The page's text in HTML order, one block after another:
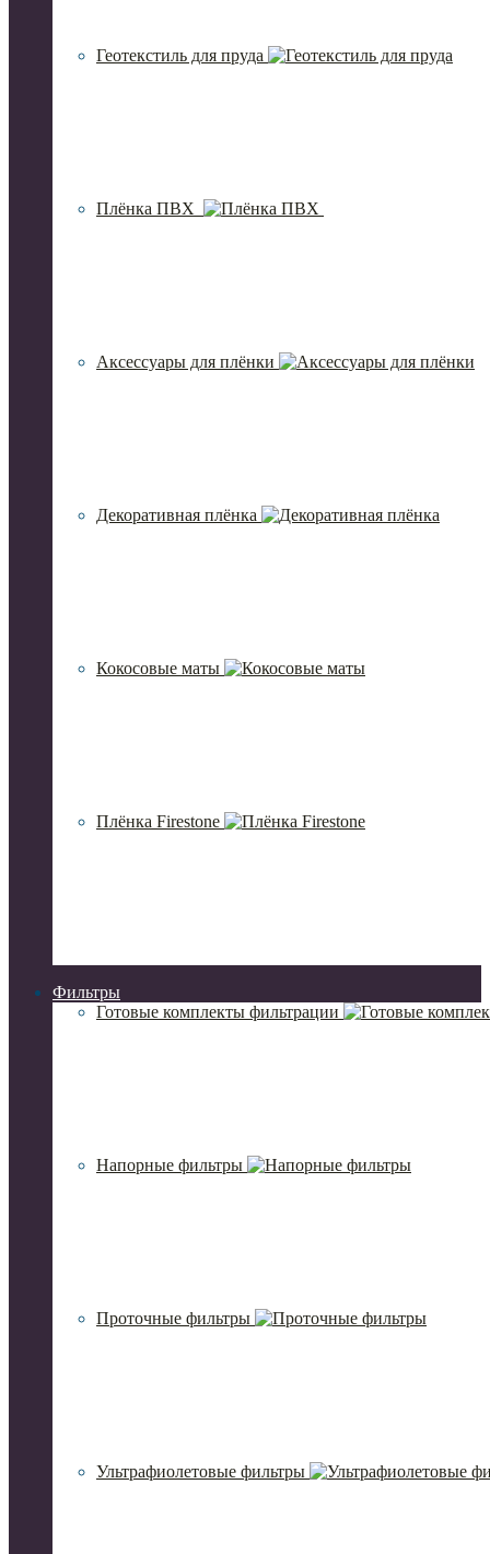
Геотекстиль для пруда
Плёнка ПВХ
Аксессуары для плёнки
Декоративная плёнка
Кокосовые маты
Плёнка Firestone
Фильтры
Готовые комплекты фильтрации
Напорные фильтры
Проточные фильтры
Ультрафиолетовые фильтры